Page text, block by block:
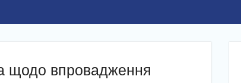
щодо впровадження